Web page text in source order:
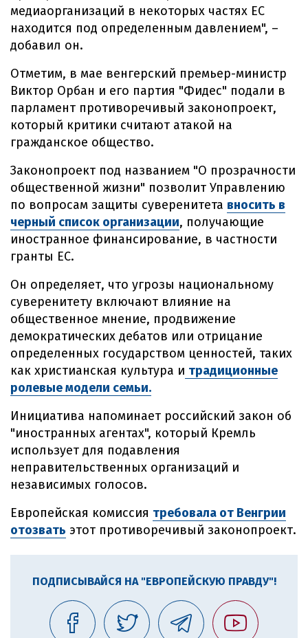
медиаорганизаций в некоторых частях ЕС
находится под определенным давлением", –
добавил он.
Отметим, в мае венгерский премьер-министр
Виктор Орбан и его партия "Фидес" подали в
парламент противоречивый законопроект,
который критики считают атакой на
гражданское общество.
Законопроект под названием "О прозрачности
общественной жизни" позволит Управлению
по вопросам защиты суверенитета вносить в
черный список организации, получающие
иностранное финансирование, в частности
гранты ЕС.
Он определяет, что угрозы национальному
суверенитету включают влияние на
общественное мнение, продвижение
демократических дебатов или отрицание
определенных государством ценностей, таких
как христианская культура и традиционные
ролевые модели семьи.
Инициатива напоминает российский закон об
"иностранных агентах", который Кремль
использует для подавления
неправительственных организаций и
независимых голосов.
Европейская комиссия требовала от Венгрии
отозвать этот противоречивый законопроект.
ПОДПИСЫВАЙСЯ НА "ЕВРОПЕЙСКУЮ ПРАВДУ"!